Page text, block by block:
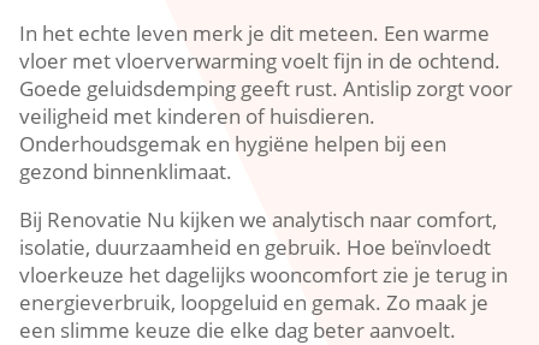
In het echte leven merk je dit meteen.​ Een warme
vloer met vloerverwarming voelt fijn in de ochtend.​
Goede geluidsdemping geeft rust.​ Antislip zorgt voor
veiligheid met kinderen of huisdieren.​
Onderhoudsgemak en hygiëne helpen bij een
gezond binnenklimaat.​
Bij Renovatie Nu kijken we analytisch naar comfort,
isolatie, duurzaamheid en gebruik.​ Hoe beïnvloedt
vloerkeuze het dagelijks wooncomfort zie je terug in
energieverbruik, loopgeluid en gemak.​ Zo maak je
een slimme keuze die elke dag beter aanvoelt.​